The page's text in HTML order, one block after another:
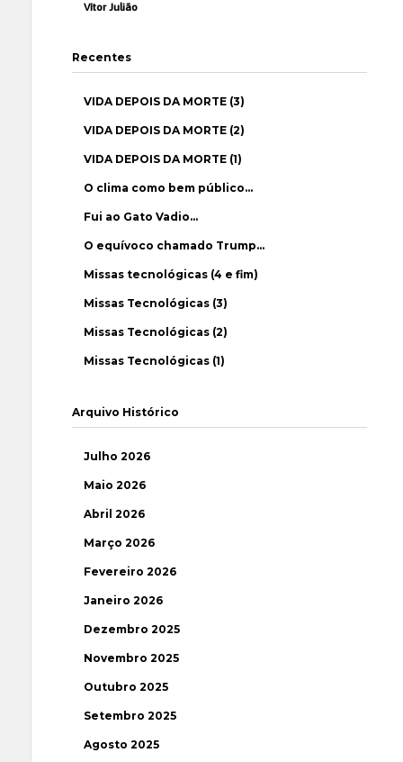
Vítor Julião
Recentes
VIDA DEPOIS DA MORTE (3)
VIDA DEPOIS DA MORTE (2)
VIDA DEPOIS DA MORTE (1)
O clima como bem público…
Fui ao Gato Vadio…
O equívoco chamado Trump…
Missas tecnológicas (4 e fim)
Missas Tecnológicas (3)
Missas Tecnológicas (2)
Missas Tecnológicas (1)
Arquivo Histórico
Julho 2026
Maio 2026
Abril 2026
Março 2026
Fevereiro 2026
Janeiro 2026
Dezembro 2025
Novembro 2025
Outubro 2025
Setembro 2025
Agosto 2025